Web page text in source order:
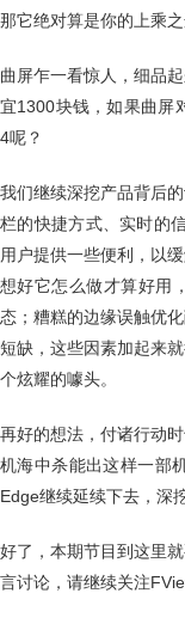
那它绝对算是你的上乘之
曲屏乍一看惊人，细品
宜1300块钱，如果曲屏
4呢？
我们继续深挖产品背后
栏的快捷方式、实时的
用户提供一些便利，以
想好它怎么做才算好用
态；糟糕的边缘误触优
短缺，这些因素加起来
个炫耀的噱头。
再好的想法，付诸行动
机海中杀能出这样一部
Edge继续延续下去，深
好了，本期节目到这里
言讨论，请继续关注